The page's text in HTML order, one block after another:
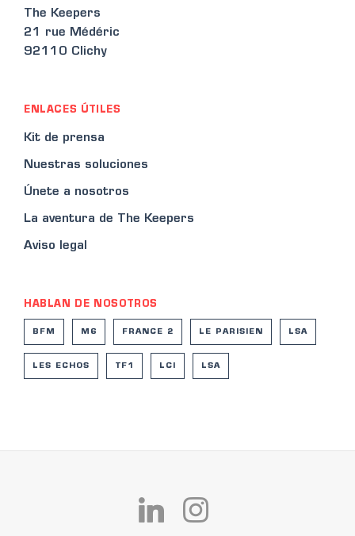
The Keepers
21 rue Médéric
92110 Clichy
ENLACES ÚTILES
Kit de prensa
Nuestras soluciones
Únete a nosotros
La aventura de The Keepers
Aviso legal
HABLAN DE NOSOTROS
BFM M6 FRANCE 2 LE PARISIEN LSA
LES ECHOS TF1 LCI LSA